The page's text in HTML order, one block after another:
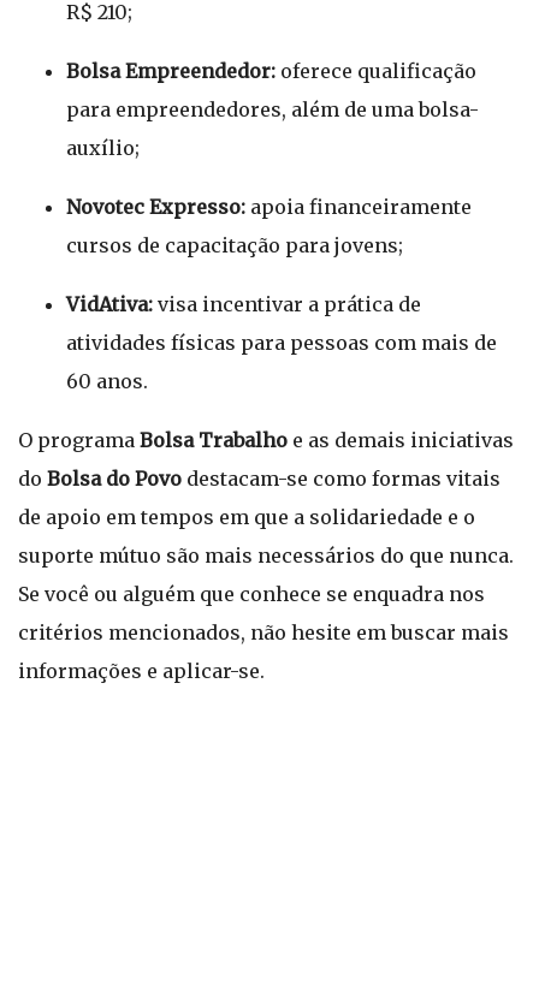
R$ 210;
Bolsa Empreendedor: oferece qualificação
para empreendedores, além de uma bolsa-
auxílio;
Novotec Expresso: apoia financeiramente
cursos de capacitação para jovens;
VidAtiva: visa incentivar a prática de
atividades físicas para pessoas com mais de
60 anos.
O programa Bolsa Trabalho e as demais iniciativas
do Bolsa do Povo destacam-se como formas vitais
de apoio em tempos em que a solidariedade e o
suporte mútuo são mais necessários do que nunca.
Se você ou alguém que conhece se enquadra nos
critérios mencionados, não hesite em buscar mais
informações e aplicar-se.